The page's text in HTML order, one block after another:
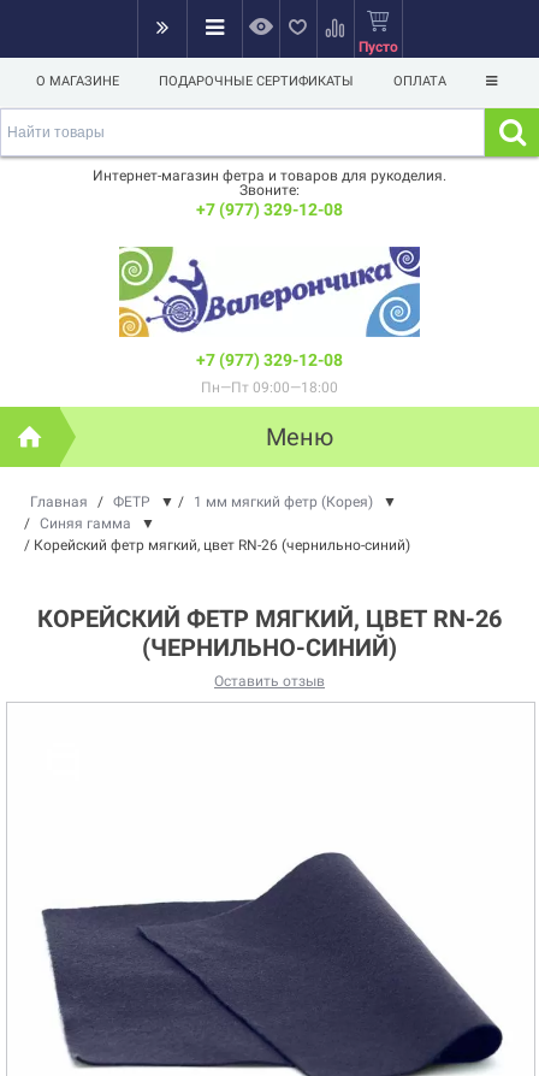
Пусто
О МАГАЗИНЕ ПОДАРОЧНЫЕ СЕРТИФИКАТЫ ОПЛАТА
Интернет-магазин фетра и товаров для рукоделия.
Звоните:
+7 (977) 329-12-08
+7 (977) 329-12-08
Пн—Пт 09:00—18:00
Меню
Главная / ФЕТР ▼ / 1 мм мягкий фетр (Корея)
▼
/ Синяя гамма
▼
/ Корейский фетр мягкий, цвет RN-26 (чернильно-синий)
КОРЕЙСКИЙ ФЕТР МЯГКИЙ, ЦВЕТ RN-26
(ЧЕРНИЛЬНО-СИНИЙ)
Оставить отзыв